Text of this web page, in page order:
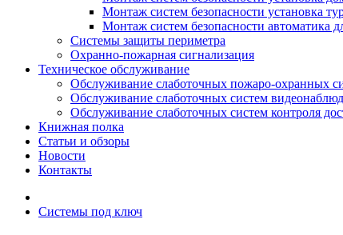
Монтаж систем безопасности установка
Монтаж систем безопасности автоматика
Системы защиты периметра
Охранно-пожарная сигнализация
Техническое обслуживание
Обслуживание слаботочных пожаро-охранных
Обслуживание слаботочных систем
Обслуживание слаботочных систем контроля
Книжная полка
Статьи и обзоры
Новости
Контакты
Системы под ключ